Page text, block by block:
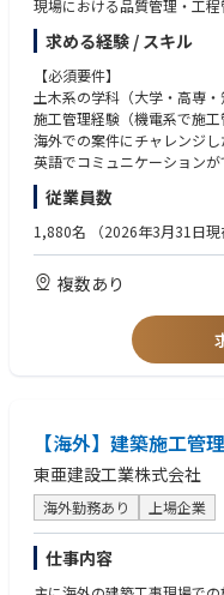
■仕事の醍醐味
・新興国の人々の生活を変
ネシアの自動車保有率は約
することができます。たとえ
ちが集まり「この町に車が
体感できます。
東南アジアという成長マー
座とスピードで挑戦できる
将来的には、事業責任者／
者などへのキャリアパスも
■会社のミッションとバリュ
信じています。車を利用で
増える人やタクシーや物流
段使いで生活が豊かになる人
バリューズ
• Drive one vehicle
• Take Ownership
• Execute responsibilities
現場における品質管理・工
社内外資料作成
資機材発注
発注者、設計事務所対応
近隣対応 等
※海上案件を得意としていま
※今後は道路や橋梁案件にも
す。確約はできませんが、
※土曜日勤務に関しては交代
2年間～3年間弱（案件規模に
求める経験 / スキル
【必須要件】
土木系の学科（大学・高専
施工管理経験（機電系で施工
海外での案件にチャレンジ
英語でコミュニケーションが
【歓迎要件】
一級土木施工管理技士 また
従業員数
1,880名 （2026年3月31日現
複数あり
【海外】建築施工管理
東亜建設工業株式会社
海外勤務あり 上場企業
仕事内容